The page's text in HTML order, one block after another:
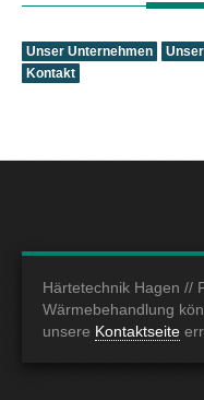
Unser Unternehmen
Kontakt
Härtetechnik Hagen //
Wärmebehandlung
unsere Kontaktseite